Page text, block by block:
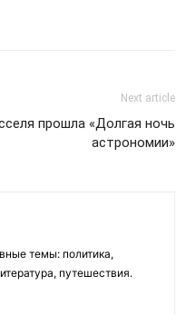
Next article
прошла «Долгая ночь
астрономии»
темы: политика,
путешествия.